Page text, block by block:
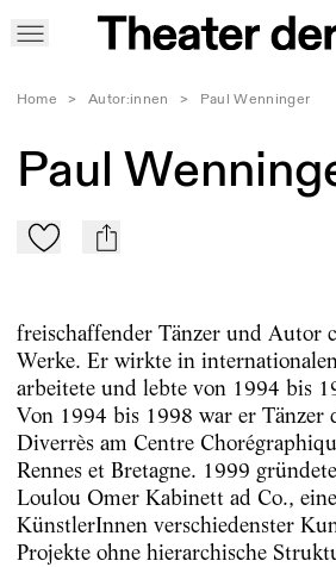
Home > Autor:innen > Paul Wenninger
Paul
Zu Mein-TdZ hinzufügen
mail
freischaffender Tänzer und Autor
Werke. Er wirkte in
arbeitete und lebte von 1994 bis
Von 1994 bis 1998 war er Tänzer
Diverrès am Centre
Rennes et Bretagne. 1999
Loulou Omer Kabinett ad Co.,
KünstlerInnen verschiedenster
Projekte ohne hierarchische